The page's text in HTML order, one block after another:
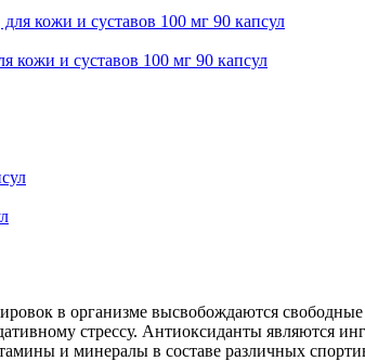
кожи и суставов 100 мг 90 капсул
в организме высвобождаются
стрессу. Антиоксиданты являются
и минералы в составе различных